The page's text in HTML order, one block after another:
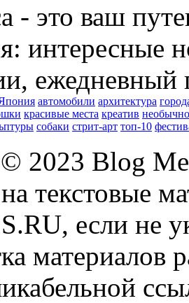
- это ваш
интересные
ежедневный
автомобили архитектура
красивые места креатив
собаки стрит-арт топ-10
2023 Blog
текстовые
если не
материалов